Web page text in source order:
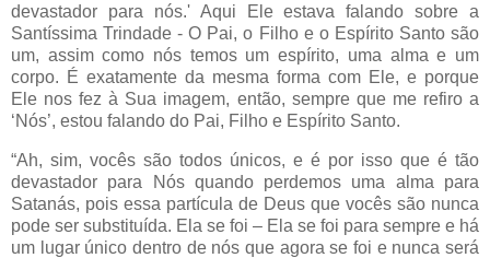
devastador para nós.' Aqui Ele estava falando sobre a
Santíssima Trindade - O Pai, o Filho e o Espírito Santo são
um, assim como nós temos um espírito, uma alma e um
corpo. É exatamente da mesma forma com Ele, e porque
Ele nos fez à Sua imagem, então, sempre que me refiro a
‘Nós’, estou falando do Pai, Filho e Espírito Santo.
“Ah, sim, vocês são todos únicos, e é por isso que é tão
devastador para Nós quando perdemos uma alma para
Satanás, pois essa partícula de Deus que vocês são nunca
pode ser substituída. Ela se foi – Ela se foi para sempre e há
um lugar único dentro de nós que agora se foi e nunca será